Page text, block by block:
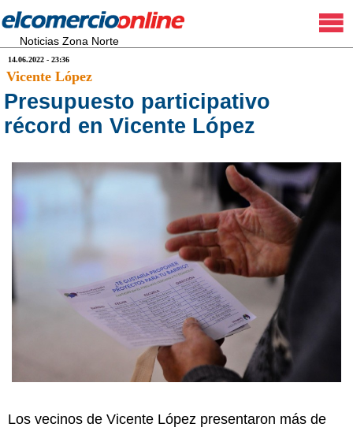
Noticias Zona Norte
14.06.2022 - 23:36
Vicente López
Presupuesto participativo
récord en Vicente López
Los vecinos de Vicente López presentaron más de